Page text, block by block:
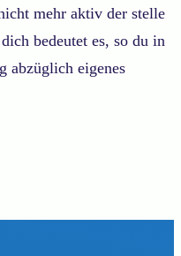
mehr aktiv der stelle
bedeutet es, so du in
abzüglich eigenes